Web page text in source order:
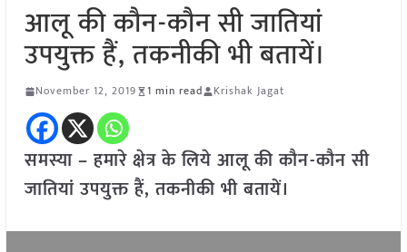
आलू की कौन-कौन सी जातियां
उपयुक्त हैं, तकनीकी भी बतायें।
November 12, 2019 1 min read Krishak Jagat
समस्या – हमारे क्षेत्र के लिये आलू की कौन-कौन सी
जातियां उपयुक्त हैं, तकनीकी भी बतायें।